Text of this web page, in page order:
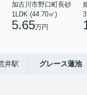
加古川市野口町長砂
1LDK (44.70㎡)
5.65万円
井駅 グレース蓮池